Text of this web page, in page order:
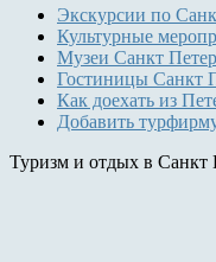
Экскурсии по
Культурные
Музеи Санкт
Гостиницы Санкт
Как доехать из
Добавить
Туризм и отдых в Санкт